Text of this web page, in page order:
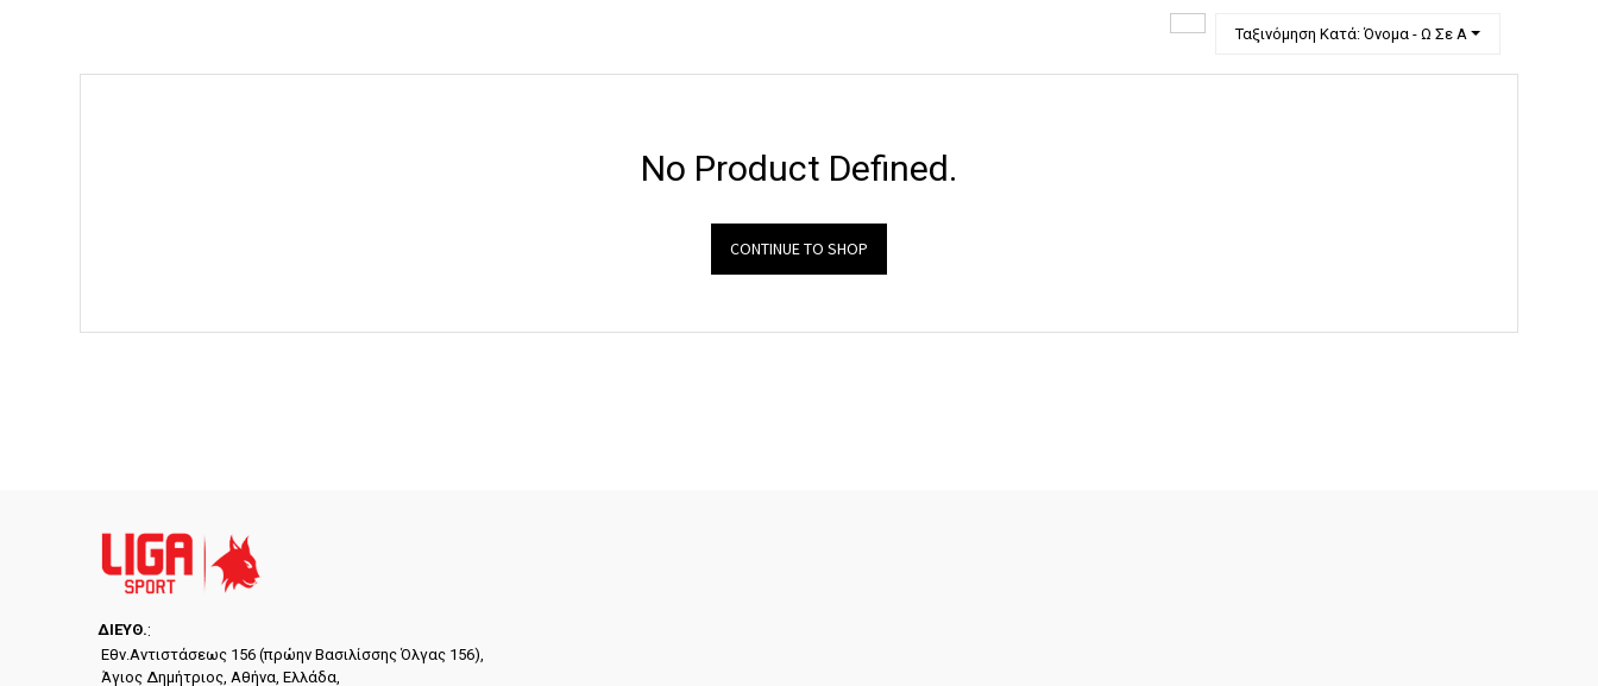
Ταξινόμηση Κατά: Όνομα - Ω Σε Α
No Product Defined.
CONTINUE TO SHOP
ΔΙΕYΘ.:
Εθν.Αντιστάσεως 156 (πρώην Βασιλίσσης Όλγας 156),
Άγιος Δημήτριος, Αθήνα, Ελλάδα,